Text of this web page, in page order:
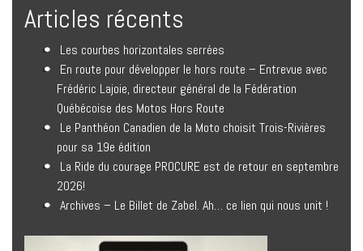
Articles récents
Les courbes horizontales serrées
En route pour développer le hors route – Entrevue avec
Frédéric Lajoie, directeur général de la Fédération
Québécoise des Motos Hors Route
Le Panthéon Canadien de la Moto choisit Trois-Rivières
pour sa 19e édition
La Ride du courage PROCURE est de retour en septembre
2026!
Archives – Le Billet de Zabel. Ah… ce lien qui nous unit !